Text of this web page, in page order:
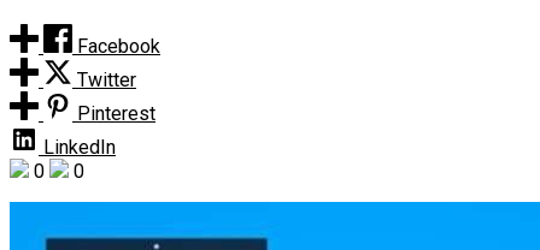
Facebook
Twitter
Pinterest
LinkedIn
0
0